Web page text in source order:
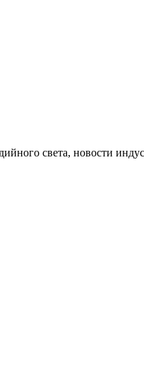
света, новости